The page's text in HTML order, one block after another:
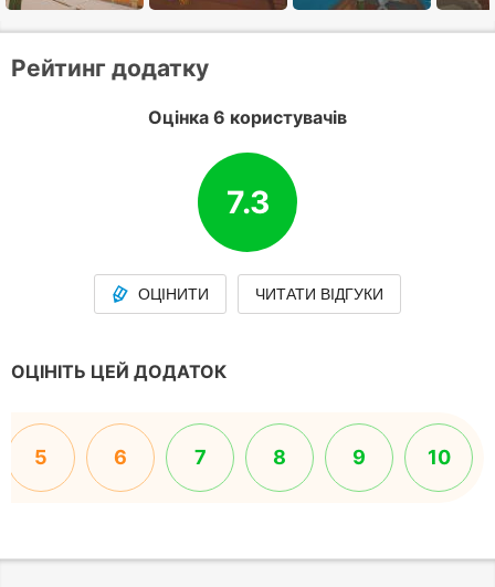
Рейтинг додатку
Оцінка 6 користувачів
7.3
ОЦІНИТИ ЧИТАТИ ВІДГУКИ
ОЦІНІТЬ ЦЕЙ ДОДАТОК
5 6 7 8 9 10